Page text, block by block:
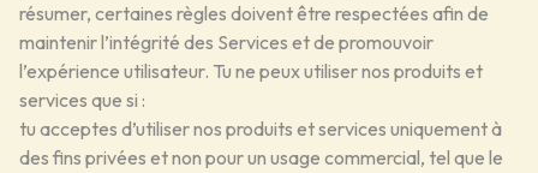
résumer, certaines règles doivent être respectées afin de
maintenir l’intégrité des Services et de promouvoir
l’expérience utilisateur. Tu ne peux utiliser nos produits et
services que si :
tu acceptes d’utiliser nos produits et services uniquement à
des fins privées et non pour un usage commercial, tel que le